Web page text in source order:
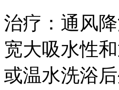
治疗：通风
宽大吸水性
或温水洗浴